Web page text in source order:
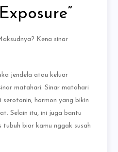
Kena sinar
jendela atau keluar
matahari. Sinar matahari
hormon yang bikin
Selain itu, ini juga bantu
biar kamu nggak susah